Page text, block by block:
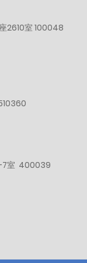
2610室 100048
7室 400039